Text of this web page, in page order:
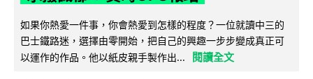
如果你熱愛一件事，你會熱愛到怎樣的程度？一位就讀中三的
巴士鐵路迷，選擇由零開始，把自己的興趣一步步變成真正可
以運作的作品。他以紙皮親手製作出...
閱讀全文